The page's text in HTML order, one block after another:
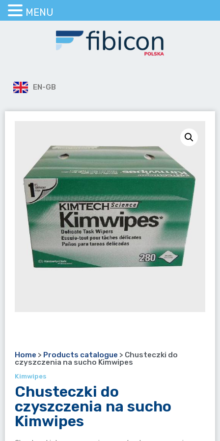
EN-GB
Home > Products catalogue > Chusteczki do
czyszczenia na sucho Kimwipes
Kimwipes
Chusteczki do
czyszczenia na sucho
Kimwipes
MENU